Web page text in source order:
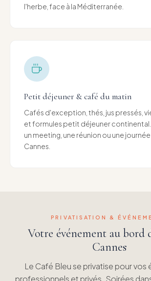
l'herbe, face à la Méditerranée.
Petit déjeuner & café du matin
Cafés d'exception, thés, jus pressés,
et formules petit déjeuner continental.
un meeting, une réunion ou une
Cannes.
PRIVATISATION &
Votre événement au bord
Cannes
Le Café Bleu se privatise pour vos
professionnels et privés. Soirées